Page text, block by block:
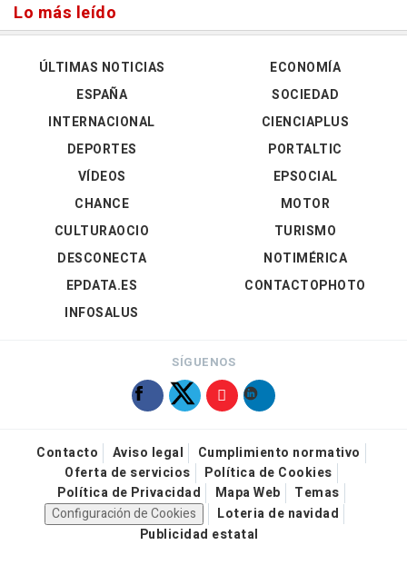
Lo más leído
ÚLTIMAS NOTICIAS
ESPAÑA
INTERNACIONAL
DEPORTES
VÍDEOS
ECONOMÍA
SOCIEDAD
CIENCIAPLUS
PORTALTIC
EPSOCIAL
CHANCE
CULTURAOCIO
DESCONECTA
EPDATA.ES
INFOSALUS
MOTOR
TURISMO
NOTIMÉRICA
CONTACTOPHOTO
SÍGUENOS
Contacto Aviso legal
Cumplimiento normativo
Oferta de servicios
Política de Cookies
Política de Privacidad
Mapa Web
Temas
Configuración de Cookies
Loteria de navidad
Publicidad estatal